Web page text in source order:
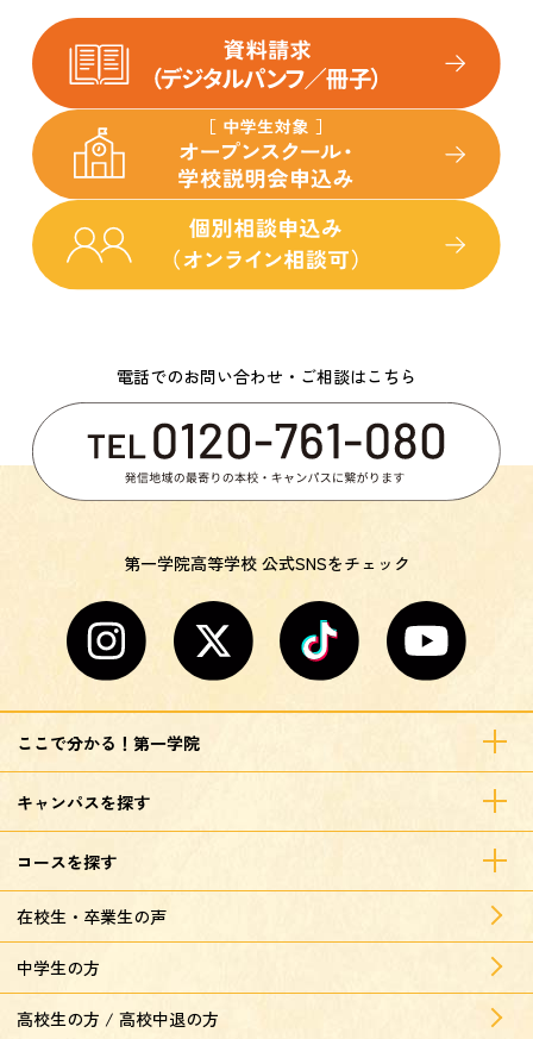
電話でのお問い合わせ・ご相談はこちら
第一学院高等学校 公式SNSをチェック
ここで分かる！第一学院
キャンパスを探す
コースを探す
在校生・卒業生の声
中学生の方
高校生の方 / 高校中退の方